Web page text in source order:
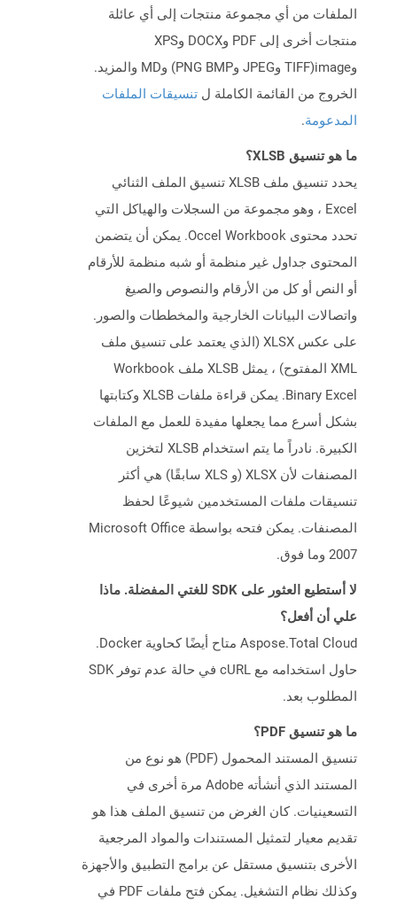
الملفات من أي مجموعة منتجات إلى أي عائلة
منتجات أخرى إلى PDF وDOCX وXPS
وimage(TIFF وJPEG وPNG BMP) وMD والمزيد.
الخروج من القائمة الكاملة ل تنسيقات الملفات
المدعومة.
ما هو تنسيق XLSB؟
يحدد تنسيق ملف XLSB تنسيق الملف الثنائي
Excel ، وهو مجموعة من السجلات والهياكل التي
تحدد محتوى Occel Workbook. يمكن أن يتضمن
المحتوى جداول غير منظمة أو شبه منظمة للأرقام
أو النص أو كل من الأرقام والنصوص والصيغ
واتصالات البيانات الخارجية والمخططات والصور.
على عكس XLSX (الذي يعتمد على تنسيق ملف
XML المفتوح) ، يمثل XLSB ملف Workbook
Binary Excel. يمكن قراءة ملفات XLSB وكتابتها
بشكل أسرع مما يجعلها مفيدة للعمل مع الملفات
الكبيرة. نادراً ما يتم استخدام XLSB لتخزين
المصنفات لأن XLSX (و XLS سابقًا) هي أكثر
تنسيقات ملفات المستخدمين شيوعًا لحفظ
المصنفات. يمكن فتحه بواسطة Microsoft Office
2007 وما فوق.
لا أستطيع العثور على SDK للغتي المفضلة. ماذا
علي أن أفعل؟
Aspose.Total Cloud متاح أيضًا كحاوية Docker.
حاول استخدامه مع cURL في حالة عدم توفر SDK
المطلوب بعد.
ما هو تنسيق PDF؟
تنسيق المستند المحمول (PDF) هو نوع من
المستند الذي أنشأته Adobe مرة أخرى في
التسعينيات. كان الغرض من تنسيق الملف هذا هو
تقديم معيار لتمثيل المستندات والمواد المرجعية
الأخرى بتنسيق مستقل عن برامج التطبيق والأجهزة
وكذلك نظام التشغيل. يمكن فتح ملفات PDF في